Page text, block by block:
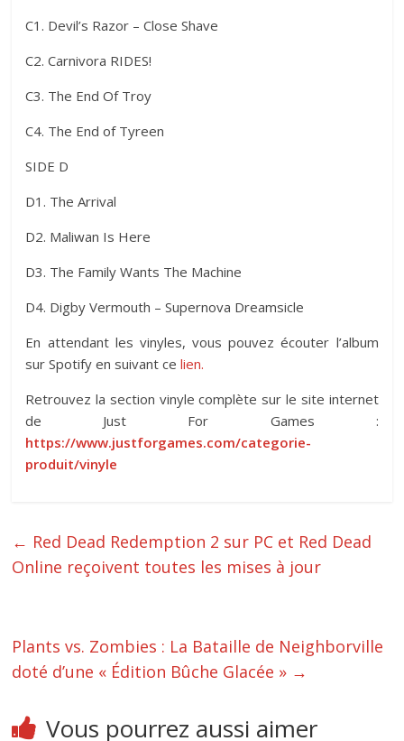
C1. Devil’s Razor – Close Shave
C2. Carnivora RIDES!
C3. The End Of Troy
C4. The End of Tyreen
SIDE D
D1. The Arrival
D2. Maliwan Is Here
D3. The Family Wants The Machine
D4. Digby Vermouth – Supernova Dreamsicle
En attendant les vinyles, vous pouvez écouter l’album
sur Spotify en suivant celien.
Retrouvez la section vinyle complète sur le site internet
de Just For Games :
https://www.justforgames.com/categorie-
produit/vinyle
← Red Dead Redemption 2 sur PC et Red Dead
Online reçoivent toutes les mises à jour
Plants vs. Zombies : La Bataille de Neighborville
doté d’une « Édition Bûche Glacée » →
Vous pourrez aussi aimer